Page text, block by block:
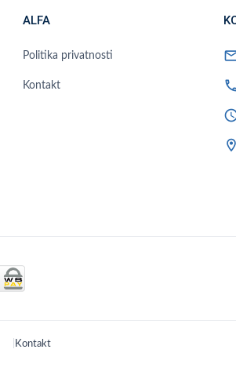
ALFA
Politika privatnosti
Kontakt
location_on
Kontakt